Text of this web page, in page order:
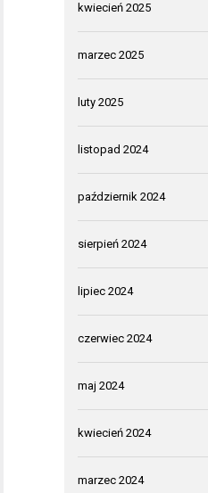
kwiecień 2025
marzec 2025
luty 2025
listopad 2024
październik 2024
sierpień 2024
lipiec 2024
czerwiec 2024
maj 2024
kwiecień 2024
marzec 2024